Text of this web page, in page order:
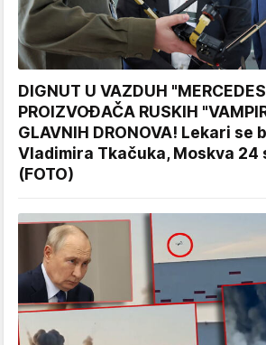
DIGNUT U VAZDUH
PROIZVOĐAČA RUSKIH
GLAVNIH DRONOVA! Lekari se
Vladimira Tkačuka, Moskva
(FOTO)